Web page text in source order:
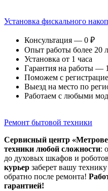
Установка фискального
Консультация — 0 ₽
Опыт работы более 20
Установка от 1 часа
Гарантия на работы —
Поможем с
Выезд на место по
Работаем с любыми
Ремонт бытовой техники
Сервисный центр
техники любой сложности:
до духовых шкафов и
курьер заберет вашу
обратно после ремонта!
гарантией!